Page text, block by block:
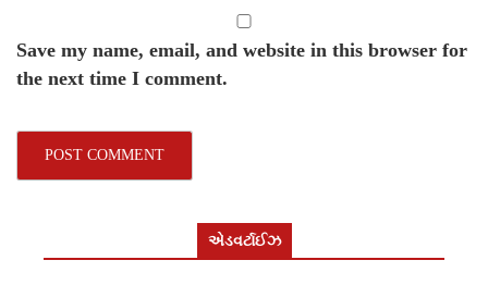
Save my name, email, and website in this browser for
the next time I comment.
એડવર્ટાઈઝ